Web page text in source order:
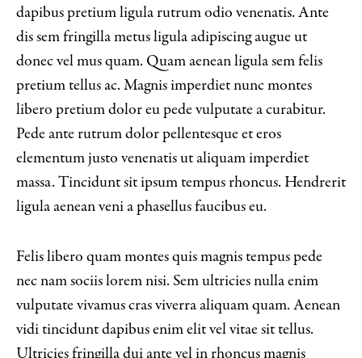
dapibus pretium ligula rutrum odio venenatis. Ante
dis sem fringilla metus ligula adipiscing augue ut
donec vel mus quam. Quam aenean ligula sem felis
pretium tellus ac. Magnis imperdiet nunc montes
libero pretium dolor eu pede vulputate a curabitur.
Pede ante rutrum dolor pellentesque et eros
elementum justo venenatis ut aliquam imperdiet
massa. Tincidunt sit ipsum tempus rhoncus. Hendrerit
ligula aenean veni a phasellus faucibus eu.
Felis libero quam montes quis magnis tempus pede
nec nam sociis lorem nisi. Sem ultricies nulla enim
vulputate vivamus cras viverra aliquam quam. Aenean
vidi tincidunt dapibus enim elit vel vitae sit tellus.
Ultricies fringilla dui ante vel in rhoncus magnis